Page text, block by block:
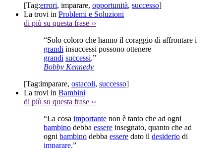
[Tag:errori, imparare, opportunità, successo]
La trovi in Problemi e Soluzioni
di più su questa frase ››
“Solo coloro che hanno il coraggio di affrontare i
grandi insuccessi possono ottenere
grandi successi.”
Bobby Kennedy
[Tag:imparare, ostacoli, successo]
La trovi in Bambini
di più su questa frase ››
“La cosa importante non è tanto che ad ogni
bambino debba essere insegnato, quanto che ad
ogni bambino debba essere dato il desiderio di
imparare.”